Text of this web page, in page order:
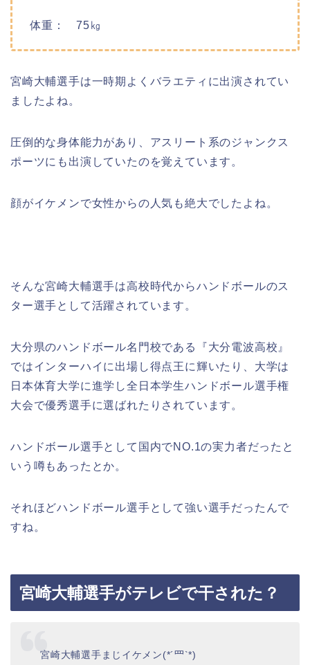
体重： 75㎏
宮崎大輔選手は一時期よくバラエティに出演されてい
ましたよね。
圧倒的な身体能力があり、アスリート系のジャンクス
ポーツにも出演していたのを覚えています。
顔がイケメンで女性からの人気も絶大でしたよね。
そんな宮崎大輔選手は高校時代からハンドボールのス
ター選手として活躍されています。
大分県のハンドボール名門校である『大分電波高校』
ではインターハイに出場し得点王に輝いたり、大学は
日本体育大学に進学し全日本学生ハンドボール選手権
大会で優秀選手に選ばれたりされています。
ハンドボール選手として国内でNO.1の実力者だったと
いう噂もあったとか。
それほどハンドボール選手として強い選手だったんで
すね。
宮崎大輔選手がテレビで干された？
宮崎大輔選手まじイケメン(*´罒`*)